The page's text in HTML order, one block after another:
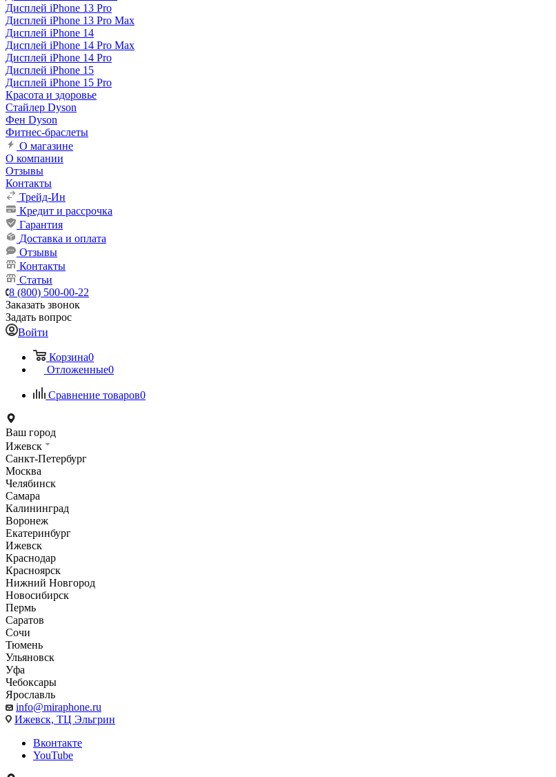
Дисплей iPhone 13 Pro
Дисплей iPhone 13 Pro Max
Дисплей iPhone 14
Дисплей iPhone 14 Pro Max
Дисплей iPhone 14 Pro
Дисплей iPhone 15
Дисплей iPhone 15 Pro
Красота и здоровье
Стайлер Dyson
Фен Dyson
Фитнес-браслеты
О магазине
О компании
Отзывы
Контакты
Трейд-Ин
Кредит и рассрочка
Гарантия
Доставка и оплата
Отзывы
Контакты
Статьи
8 (800) 500-00-22
Заказать звонок
Задать вопрос
Войти
Корзина0
Отложенные0
Сравнение товаров0
Ваш город
Ижевск
Санкт-Петербург
Москва
Челябинск
Самара
Калининград
Воронеж
Екатеринбург
Ижевск
Краснодар
Красноярск
Нижний Новгород
Новосибирск
Пермь
Саратов
Сочи
Тюмень
Ульяновск
Уфа
Чебоксары
Ярославль
info@miraphone.ru
Ижевск, ТЦ Эльгрин
Вконтакте
YouTube